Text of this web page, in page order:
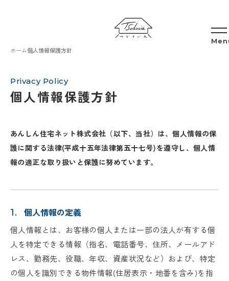
ホーム個人情報保護方針
Privacy Policy
個人情報保護方針
あんしん住宅ネット株式会社（以下、当社）は、個人情報の保
護に関する法律(平成十五年法律第五十七号)を遵守し、個人情
報の適正な取り扱いと保護に努めています。
1. 個人情報の定義
個人情報とは、お客様の個人または一部の法人が有する個
人を特定できる情報（指名、電話番号、住所、メールアド
レス、勤務先、役職、年収、資産状況など）および、特定
の個人を識別できる物件情報(住居表示・地番を含み)を指